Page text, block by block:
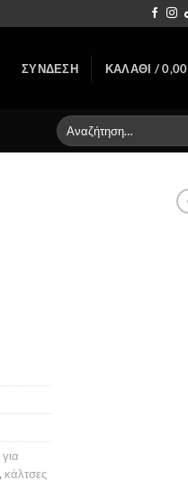
ΣΎΝΔΕΣΗ ΚΑΛΆΘΙ /0,00
Αναζήτηση
για:
, κάλτσες